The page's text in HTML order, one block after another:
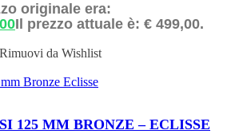
originale era:
Il prezzo attuale è: € 499,00.
Rimuovi da Wishlist
125 MM BRONZE – ECLISSE